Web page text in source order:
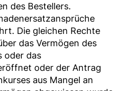
des Bestellers.
Die gleichen Rechte
das Vermögen des
oder das
oder der Antrag
aus Mangel an